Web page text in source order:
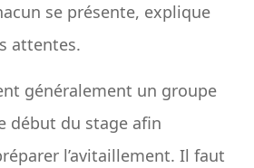
se présente, explique
attentes.
généralement un groupe
début du stage afin
l’avitaillement. Il faut